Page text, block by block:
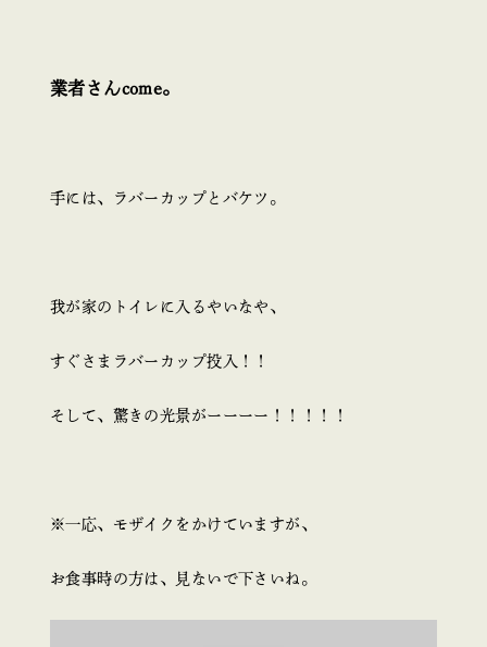
業者さんcome。
手には、ラバーカップとバケツ。
我が家のトイレに入るやいなや、
すぐさまラバーカップ投入！！
そして、驚きの光景がーーーー！！！！！
※一応、モザイクをかけていますが、
お食事時の方は、見ないで下さいね。